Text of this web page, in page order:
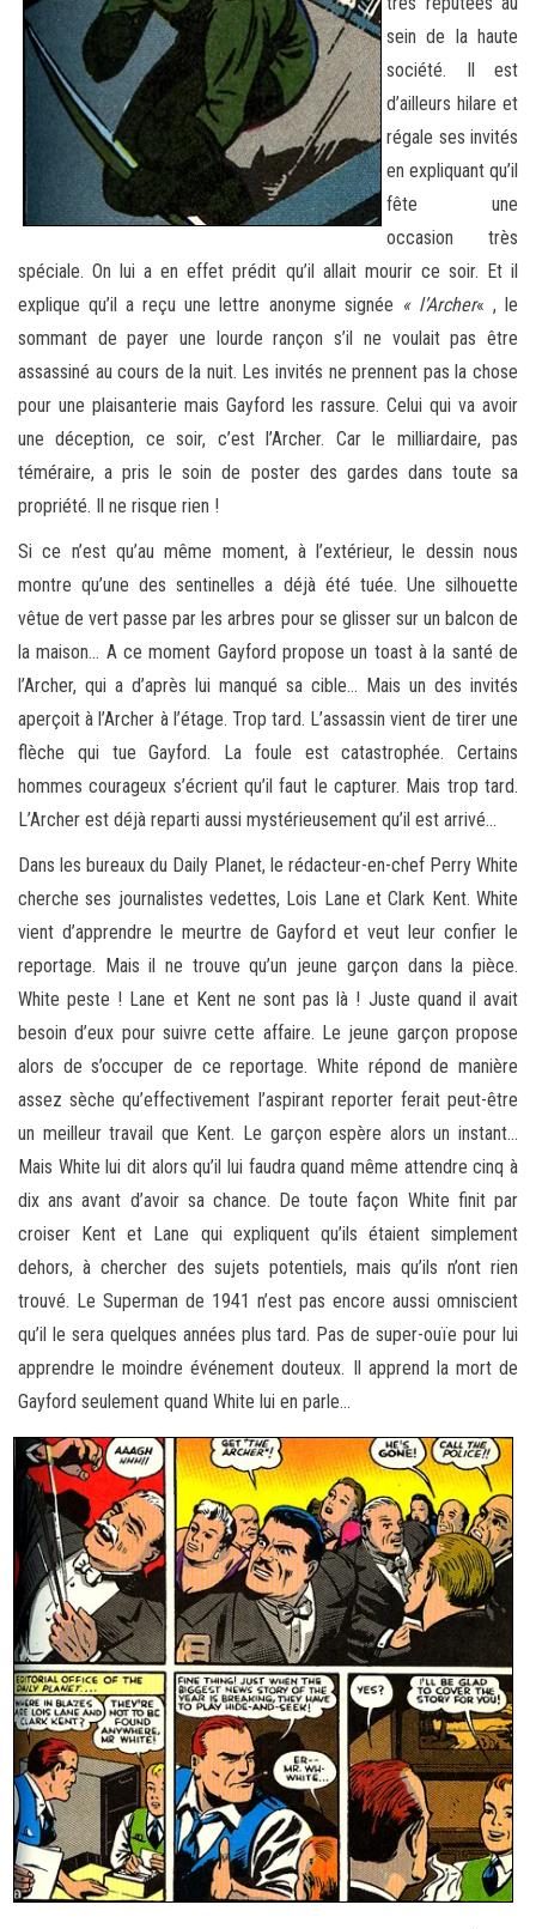
sein de la haute
société. Il est
d’ailleurs hilare et
régale ses invités
en expliquant qu’il
fête une
occasion très
spéciale. On lui a en effet prédit qu’il allait mourir ce soir. Et il
explique qu’il a reçu une lettre anonyme signée « l’Archer« , le
sommant de payer une lourde rançon s’il ne voulait pas être
assassiné au cours de la nuit. Les invités ne prennent pas la chose
pour une plaisanterie mais Gayford les rassure. Celui qui va avoir
une déception, ce soir, c’est l’Archer. Car le milliardaire, pas
téméraire, a pris le soin de poster des gardes dans toute sa
propriété. Il ne risque rien !
Si ce n’est qu’au même moment, à l’extérieur, le dessin nous
montre qu’une des sentinelles a déjà été tuée. Une silhouette
vêtue de vert passe par les arbres pour se glisser sur un balcon de
la maison… A ce moment Gayford propose un toast à la santé de
l’Archer, qui a d’après lui manqué sa cible… Mais un des invités
aperçoit à l’Archer à l’étage. Trop tard. L’assassin vient de tirer une
flèche qui tue Gayford. La foule est catastrophée. Certains
hommes courageux s’écrient qu’il faut le capturer. Mais trop tard.
L’Archer est déjà reparti aussi mystérieusement qu’il est arrivé…
Dans les bureaux du Daily Planet, le rédacteur-en-chef Perry White
cherche ses journalistes vedettes, Lois Lane et Clark Kent. White
vient d’apprendre le meurtre de Gayford et veut leur confier le
reportage. Mais il ne trouve qu’un jeune garçon dans la pièce.
White peste ! Lane et Kent ne sont pas là ! Juste quand il avait
besoin d’eux pour suivre cette affaire. Le jeune garçon propose
alors de s’occuper de ce reportage. White répond de manière
assez sèche qu’effectivement l’aspirant reporter ferait peut-être
un meilleur travail que Kent. Le garçon espère alors un instant…
Mais White lui dit alors qu’il lui faudra quand même attendre cinq à
dix ans avant d’avoir sa chance. De toute façon White finit par
croiser Kent et Lane qui expliquent qu’ils étaient simplement
dehors, à chercher des sujets potentiels, mais qu’ils n’ont rien
trouvé. Le Superman de 1941 n’est pas encore aussi omniscient
qu’il le sera quelques années plus tard. Pas de super-ouïe pour lui
apprendre le moindre événement douteux. Il apprend la mort de
Gayford seulement quand White lui en parle…